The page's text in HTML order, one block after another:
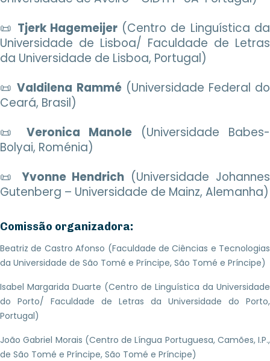
📜 Tjerk Hagemeijer(Centro de Linguística da
Universidade de Lisboa/ Faculdade de Letras
da Universidade de Lisboa, Portugal)
📜Valdilena Rammé(Universidade Federal do
Ceará, Brasil)
📜 Veronica Manole (Universidade Babes-
Bolyai, Roménia)
📜 Yvonne Hendrich (Universidade Johannes
Gutenberg – Universidade de Mainz, Alemanha)
Comissão organizadora:
Beatriz de Castro Afonso (Faculdade de Ciências e Tecnologias
da Universidade de São Tomé e Príncipe, São Tomé e Príncipe)
Isabel Margarida Duarte (Centro de Linguística da Universidade
do Porto/ Faculdade de Letras da Universidade do Porto,
Portugal)
João Gabriel Morais (Centro de Língua Portuguesa, Camões, I.P.,
de São Tomé e Príncipe, São Tomé e Príncipe)